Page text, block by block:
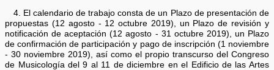
4. El calendario de trabajo consta de un Plazo de presentación de
propuestas (12 agosto - 12 octubre 2019), un Plazo de revisión y
notificación de aceptación (12 agosto - 31 octubre 2019), un Plazo
de confirmación de participación y pago de inscripción (1 noviembre
- 30 noviembre 2019), así como el propio transcurso del Congreso
de Musicología del 9 al 11 de diciembre en el Edificio de las Artes